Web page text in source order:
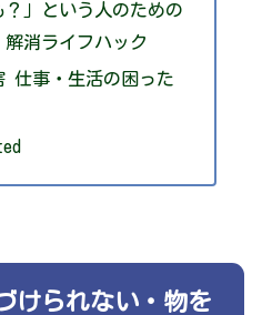
？」という人のための
解消ライフハック
仕事・生活の困った
けられない・物を